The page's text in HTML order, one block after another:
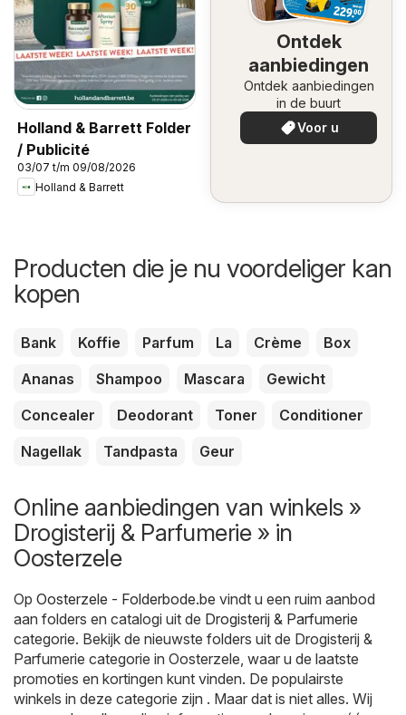
Holland & Barrett Folder
/ Publicité
03/07 t/m 09/08/2026
Holland & Barrett
Ontdek
aanbiedingen
Ontdek aanbiedingen
in de buurt
Voor u
Producten die je nu voordeliger kan
kopen
Bank Koffie Parfum La Crème
Box
Ananas
Shampoo Mascara
Gewicht
Concealer
Deodorant Toner
Conditioner
Nagellak
Tandpasta Geur
Online aanbiedingen van winkels »
Drogisterij & Parfumerie » in
Oosterzele
Op Oosterzele - Folderbode.be vindt u een ruim aanbod
aan folders en catalogi uit de Drogisterij & Parfumerie
categorie. Bekijk de nieuwste folders uit de Drogisterij &
Parfumerie categorie in Oosterzele, waar u de laatste
promoties en kortingen kunt vinden. De populairste
winkels in deze categorie zijn . Maar dat is niet alles. Wij